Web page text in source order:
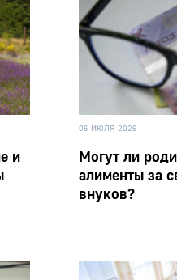
и
06 ИЮЛЯ 2026
Могут ли
алименты за
внуков?